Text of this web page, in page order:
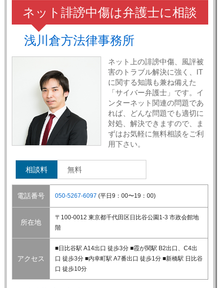
ネット誹謗中傷は弁護士に相談
浅川倉方法律事務所
ネット上の誹謗中傷、風評被
害のトラブル解決に強く、IT
に関する知識も兼ね備えた
「サイバー弁護士」です。イ
ンターネット関連の問題であ
れば、どんな問題でも適切に
対処、解決できますので、ま
ずはお気軽に無料相談をご利
用下さい。
相談料 無料
電話番号 050-5267-6097 (平日9：00〜19：00)
所在地
〒100-0012 東京都千代田区日比谷公園1-3 市政会館地
階
アクセス
■日比谷駅 A14出口 徒歩3分 ■霞が関駅 B2出口、C4出
口 徒歩3分 ■内幸町駅 A7番出口 徒歩1分 ■新橋駅 日比谷
口 徒歩10分